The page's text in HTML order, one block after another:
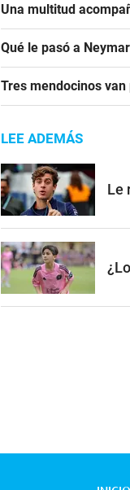
Una multitud
Qué le pasó a
Tres mendocinos
LEE ADEMÁS
Le